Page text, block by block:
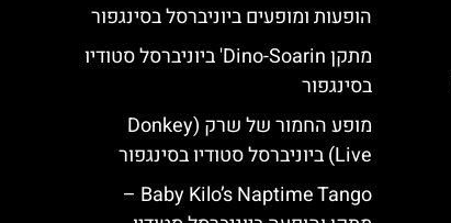
הופעות ומופעים ביוניברסל בסינגפור
מתקן Dino-Soarin' ביוניברסל סטודיו
בסינגפור
מופע החמור של שרק (Donkey
Live) ביוניברסל סטודיו בסינגפור
Baby Kilo’s Naptime Tango –